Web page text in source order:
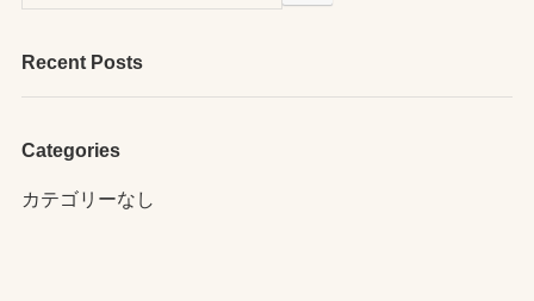
Recent Posts
Categories
カテゴリーなし